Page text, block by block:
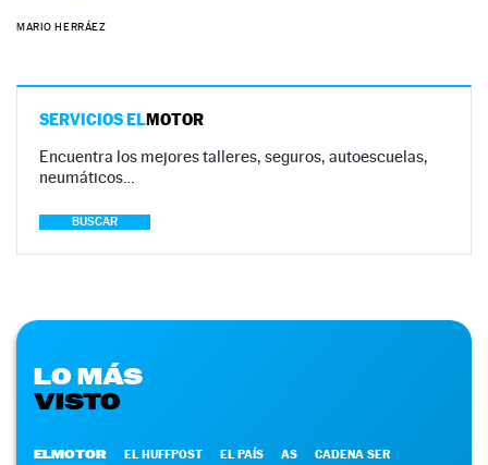
MARIO HERRÁEZ
SERVICIOS ELMOTOR
Encuentra los mejores talleres, seguros, autoescuelas,
neumáticos…
BUSCAR
LO MÁS
VISTO
ELMOTOR EL HUFFPOST EL PAÍS AS CADENA SER